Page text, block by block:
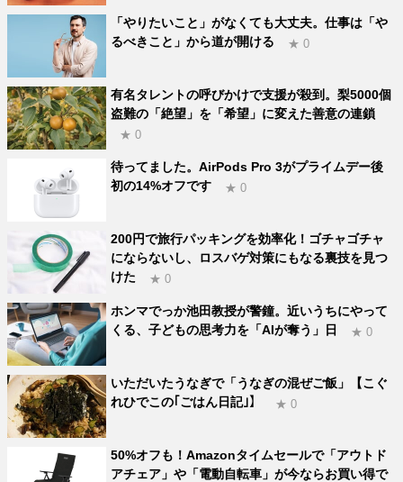
「やりたいこと」がなくても大丈夫。仕事は「や
るべきこと」から道が開ける
★ 0
有名タレントの呼びかけで支援が殺到。梨5000個
盗難の「絶望」を「希望」に変えた善意の連鎖
★ 0
待ってました。AirPods Pro 3がプライムデー後
初の14%オフです
★ 0
200円で旅行パッキングを効率化！ゴチャゴチャ
にならないし、ロスバゲ対策にもなる裏技を見つ
けた
★ 0
ホンマでっか池田教授が警鐘。近いうちにやって
くる、子どもの思考力を「AIが奪う」日
★ 0
いただいたうなぎで「うなぎの混ぜご飯」【こぐ
れひでこの｢ごはん日記｣】
★ 0
50%オフも！Amazonタイムセールで「アウトド
アチェア」や「電動自転車」が今ならお買い得で